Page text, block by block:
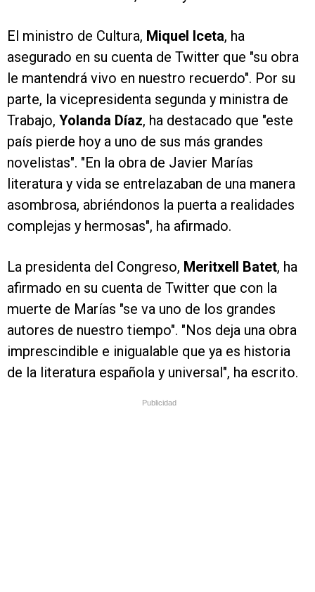
El ministro de Cultura, Miquel Iceta, ha
asegurado en su cuenta de Twitter que "su obra
le mantendrá vivo en nuestro recuerdo". Por su
parte, la vicepresidenta segunda y ministra de
Trabajo, Yolanda Díaz, ha destacado que "este
país pierde hoy a uno de sus más grandes
novelistas". "En la obra de Javier Marías
literatura y vida se entrelazaban de una manera
asombrosa, abriéndonos la puerta a realidades
complejas y hermosas", ha afirmado.
La presidenta del Congreso, Meritxell Batet, ha
afirmado en su cuenta de Twitter que con la
muerte de Marías "se va uno de los grandes
autores de nuestro tiempo". "Nos deja una obra
imprescindible e inigualable que ya es historia
de la literatura española y universal", ha escrito.
Publicidad